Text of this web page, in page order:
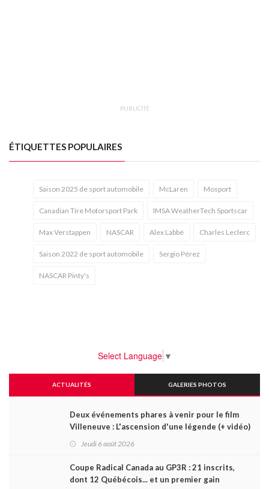
PUBLICITÉ
ÉTIQUETTES POPULAIRES
Saison 2025 de sport automobile McLaren Mosport
Canadian Tire Motorsport Park IMSA WeatherTech Sportscar
Max Verstappen NASCAR Alex Labbé Charles Leclerc
Saison 2022 de sport automobile Sergio Pérez
NASCAR Pinty's
Select Language ▼
ACTUALITÉS GALERIES PHOTOS
Deux événements phares à venir pour le film
Villeneuve : L'ascension d'une légende (+ vidéo)
Jeudi 6 août 2026
Coupe Radical Canada au GP3R : 21 inscrits,
dont 12 Québécois... et un premier gain